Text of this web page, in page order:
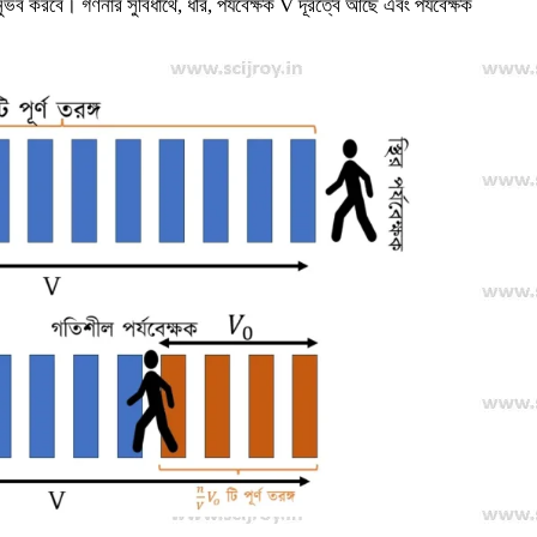
করবে। গণনার সুবিধার্থে, ধরি, পর্যবেক্ষক V দূরত্বে আছে এবং পর্যবেক্ষক